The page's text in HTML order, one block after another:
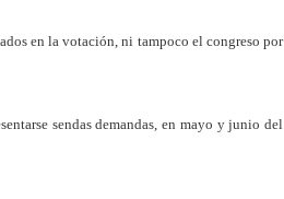
en la votación, ni tampoco el congreso por
sendas demandas, en mayo y junio del